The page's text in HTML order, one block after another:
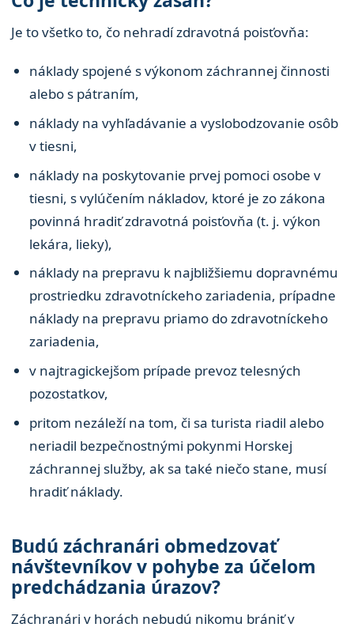
Je to všetko to, čo nehradí zdravotná poisťovňa:
náklady spojené s výkonom záchrannej činnosti
alebo s pátraním,
náklady na vyhľadávanie a vyslobodzovanie osôb
v tiesni,
náklady na poskytovanie prvej pomoci osobe v
tiesni, s vylúčením nákladov, ktoré je zo zákona
povinná hradiť zdravotná poisťovňa (t. j. výkon
lekára, lieky),
náklady na prepravu k najbližšiemu dopravnému
prostriedku zdravotníckeho zariadenia, prípadne
náklady na prepravu priamo do zdravotníckeho
zariadenia,
v najtragickejšom prípade prevoz telesných
pozostatkov,
pritom nezáleží na tom, či sa turista riadil alebo
neriadil bezpečnostnými pokynmi Horskej
záchrannej služby, ak sa také niečo stane, musí
hradiť náklady.
Budú záchranári obmedzovať
návštevníkov v pohybe za účelom
predchádzania úrazov?
Záchranári v horách nebudú nikomu brániť v